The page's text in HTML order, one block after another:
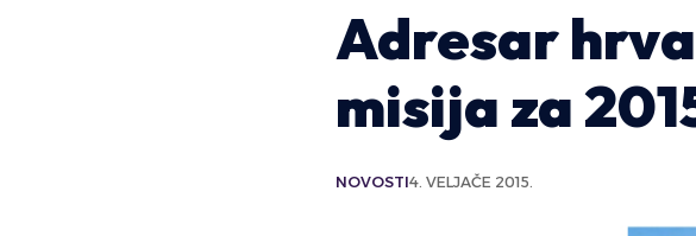
Adresar
misija za
NOVOSTI4. VELJAČE 2015.